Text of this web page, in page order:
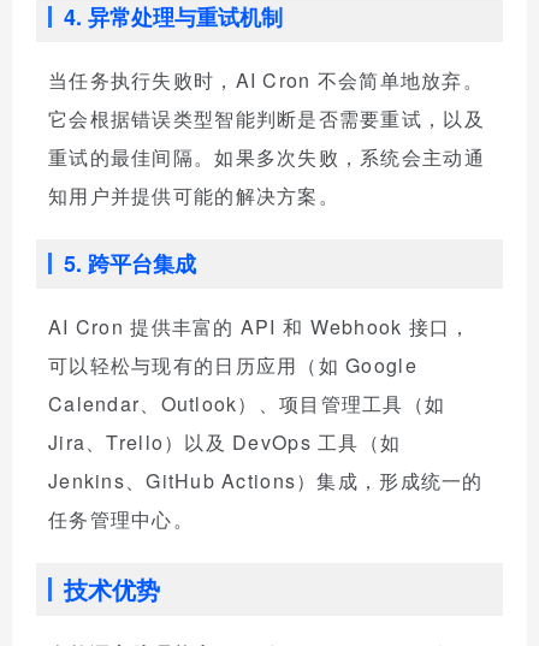
4. 异常处理与重试机制
当任务执行失败时，AI Cron 不会简单地放弃。
它会根据错误类型智能判断是否需要重试，以及
重试的最佳间隔。如果多次失败，系统会主动通
知用户并提供可能的解决方案。
5. 跨平台集成
AI Cron 提供丰富的 API 和 Webhook 接口，
可以轻松与现有的日历应用（如 Google
Calendar、Outlook）、项目管理工具（如
Jira、Trello）以及 DevOps 工具（如
Jenkins、GitHub Actions）集成，形成统一的
任务管理中心。
技术优势